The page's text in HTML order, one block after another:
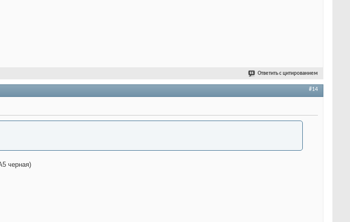
Ответить с цитированием
#14
черная)